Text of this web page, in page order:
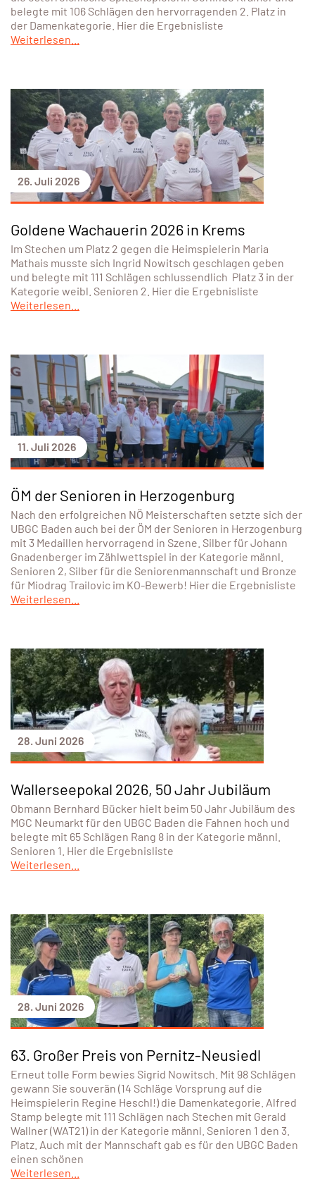
belegte mit 106 Schlägen den hervorragenden 2. Platz in
der Damenkategorie. Hier die Ergebnisliste
Weiterlesen...
26. Juli 2026
Goldene Wachauerin 2026 in Krems
Im Stechen um Platz 2 gegen die Heimspielerin Maria
Mathais musste sich Ingrid Nowitsch geschlagen geben
und belegte mit 111 Schlägen schlussendlich Platz 3 in der
Kategorie weibl. Senioren 2. Hier die Ergebnisliste
Weiterlesen...
11. Juli 2026
ÖM der Senioren in Herzogenburg
Nach den erfolgreichen NÖ Meisterschaften setzte sich der
UBGC Baden auch bei der ÖM der Senioren in Herzogenburg
mit 3 Medaillen hervorragend in Szene. Silber für Johann
Gnadenberger im Zählwettspiel in der Kategorie männl.
Senioren 2, Silber für die Seniorenmannschaft und Bronze
für Miodrag Trailovic im KO-Bewerb! Hier die Ergebnisliste
Weiterlesen...
28. Juni 2026
Wallerseepokal 2026, 50 Jahr Jubiläum
Obmann Bernhard Bücker hielt beim 50 Jahr Jubiläum des
MGC Neumarkt für den UBGC Baden die Fahnen hoch und
belegte mit 65 Schlägen Rang 8 in der Kategorie männl.
Senioren 1. Hier die Ergebnisliste
Weiterlesen...
28. Juni 2026
63. Großer Preis von Pernitz-Neusiedl
Erneut tolle Form bewies Sigrid Nowitsch. Mit 98 Schlägen
gewann Sie souverän (14 Schläge Vorsprung auf die
Heimspielerin Regine Heschl!) die Damenkategorie. Alfred
Stamp belegte mit 111 Schlägen nach Stechen mit Gerald
Wallner (WAT21) in der Kategorie männl. Senioren 1 den 3.
Platz. Auch mit der Mannschaft gab es für den UBGC Baden
einen schönen
Weiterlesen...